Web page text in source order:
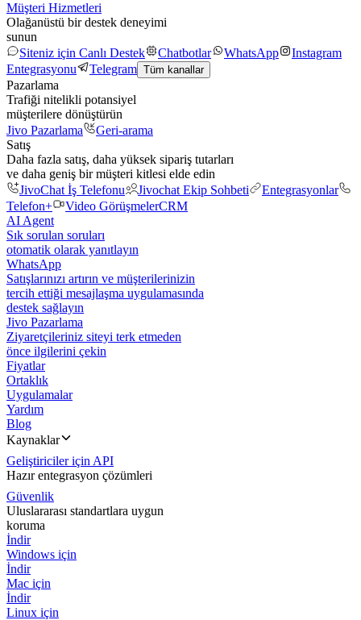
Müşteri Hizmetleri
Olağanüstü bir destek deneyimi
sunun
Siteniz için Canlı Destek
Chatbotlar WhatsApp
Instagram
Entegrasyonu
Telegram Tüm kanallar
Pazarlama
Trafiği nitelikli potansiyel
müşterilere dönüştürün
Jivo Pazarlama
Geri-arama
Satış
Daha fazla satış, daha yüksek sipariş tutarları
ve daha geniş bir müşteri kitlesi elde edin
JivoChat İş Telefonu
Jivochat Ekip Sohbeti
Entegrasyonlar
Telefon+
Video GörüşmelerCRM
AI Agent
Sık sorulan soruları
otomatik olarak yanıtlayın
WhatsApp
Satışlarınızı artırın ve müşterilerinizin
tercih ettiği mesajlaşma uygulamasında
destek sağlayın
Jivo Pazarlama
Ziyaretçileriniz siteyi terk etmeden
önce ilgilerini çekin
Fiyatlar
Ortaklık
Uygulamalar
Yardım
Blog
Kaynaklar
Geliştiriciler için API
Hazır entegrasyon çözümleri
Güvenlik
Uluslararası standartlara uygun
koruma
İndir
Windows için
İndir
Mac için
İndir
Linux için